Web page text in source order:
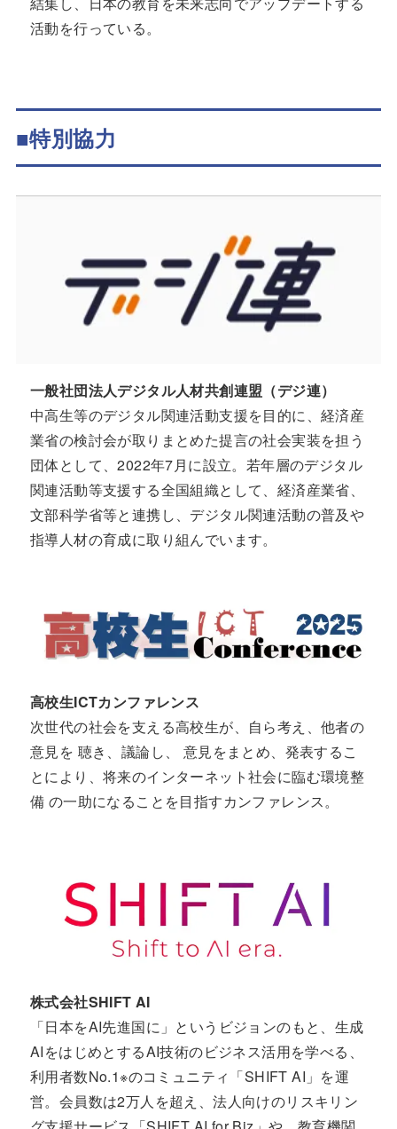
活動を行っている。
■特別協力
一般社団法人デジタル人材共創連盟（デジ連）
中高生等のデジタル関連活動支援を目的に、経済産
業省の検討会が取りまとめた提言の社会実装を担う
団体として、2022年7月に設立。若年層のデジタル
関連活動等支援する全国組織として、経済産業省、
文部科学省等と連携し、デジタル関連活動の普及や
指導人材の育成に取り組んでいます。
高校生ICTカンファレンス
次世代の社会を支える高校生が、自ら考え、他者の
意見を 聴き、議論し、 意見をまとめ、発表するこ
とにより、将来のインターネット社会に臨む環境整
備 の一助になることを目指すカンファレンス。
株式会社SHIFT AI
「日本をAI先進国に」というビジョンのもと、生成
AIをはじめとするAI技術のビジネス活用を学べる、
利用者数No.1※のコミュニティ「SHIFT AI」を運
営。会員数は2万人を超え、法人向けのリスキリン